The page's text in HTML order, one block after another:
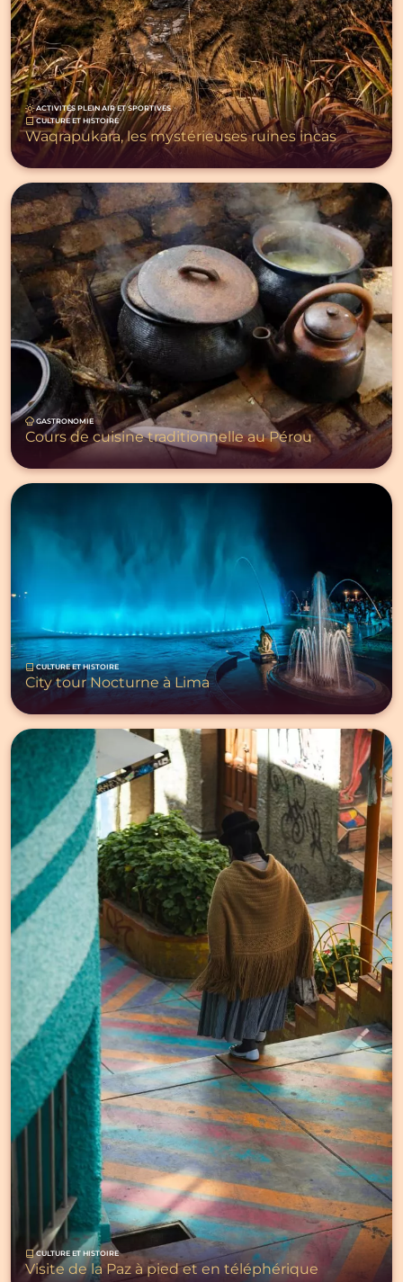
ACTIVITÉS PLEIN AIR ET SPORTIVES
CULTURE ET HISTOIRE
Waqrapukara, les mystérieuses ruines incas
GASTRONOMIE
Cours de cuisine traditionnelle au Pérou
CULTURE ET HISTOIRE
City tour Nocturne à Lima
CULTURE ET HISTOIRE
Visite de la Paz à pied et en téléphérique